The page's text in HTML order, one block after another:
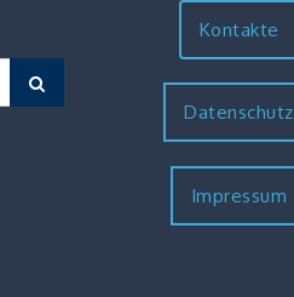
Kontakte
Datenschutz
Impressum